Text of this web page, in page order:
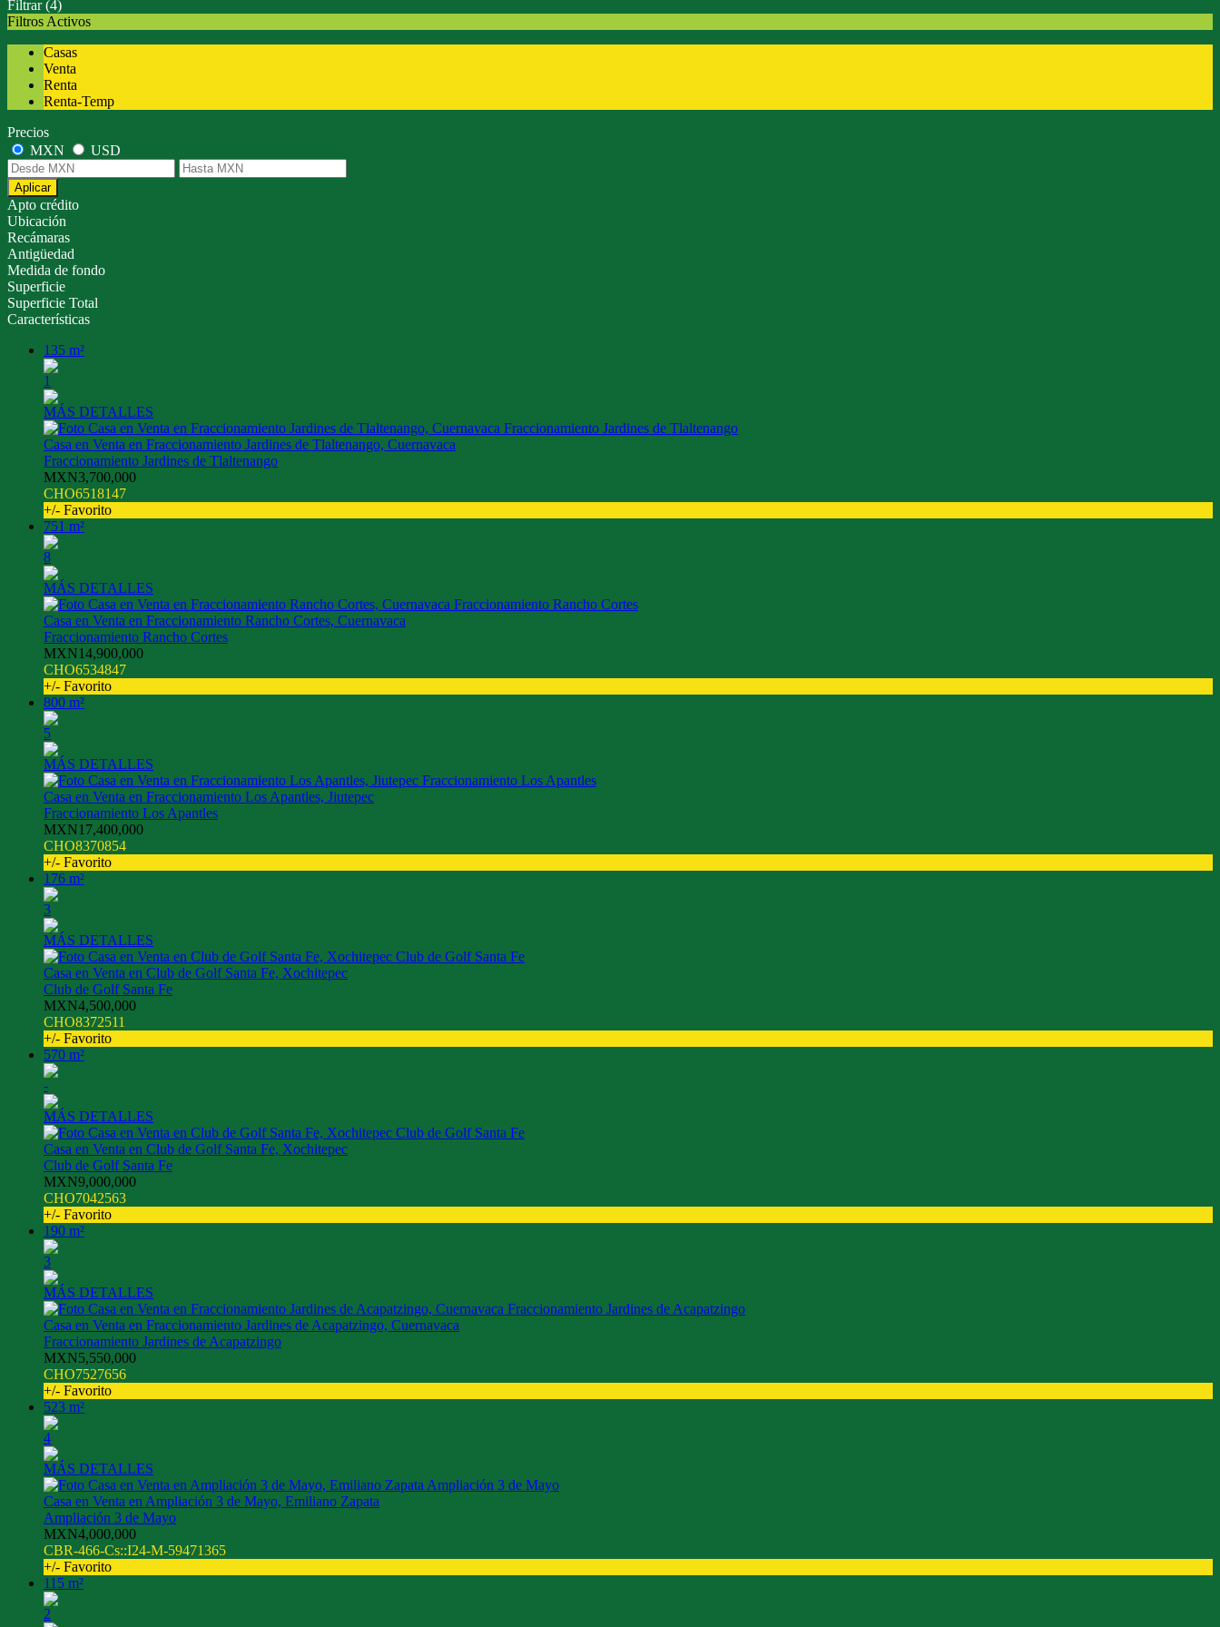
Filtrar (4)
Filtros Activos
Casas
Venta
Renta
Renta-Temp
Precios
MXN
USD
Aplicar
Apto crédito
Ubicación
Recámaras
Antigüedad
Medida de fondo
Superficie
Superficie Total
Características
135 m²
1
MÁS DETALLES
Casa en Venta en Fraccionamiento Jardines de Tlaltenango, Cuernavaca
Fraccionamiento Jardines de Tlaltenango
MXN3,700,000
CHO6518147
+/- Favorito
751 m²
8
MÁS DETALLES
Casa en Venta en Fraccionamiento Rancho Cortes, Cuernavaca
Fraccionamiento Rancho Cortes
MXN14,900,000
CHO6534847
+/- Favorito
800 m²
5
MÁS DETALLES
Casa en Venta en Fraccionamiento Los Apantles, Jiutepec
Fraccionamiento Los Apantles
MXN17,400,000
CHO8370854
+/- Favorito
176 m²
3
MÁS DETALLES
Casa en Venta en Club de Golf Santa Fe, Xochitepec
Club de Golf Santa Fe
MXN4,500,000
CHO8372511
+/- Favorito
570 m²
-
MÁS DETALLES
Casa en Venta en Club de Golf Santa Fe, Xochitepec
Club de Golf Santa Fe
MXN9,000,000
CHO7042563
+/- Favorito
190 m²
3
MÁS DETALLES
Casa en Venta en Fraccionamiento Jardines de Acapatzingo, Cuernavaca
Fraccionamiento Jardines de Acapatzingo
MXN5,550,000
CHO7527656
+/- Favorito
523 m²
4
MÁS DETALLES
Casa en Venta en Ampliación 3 de Mayo, Emiliano Zapata
Ampliación 3 de Mayo
MXN4,000,000
CBR-466-Cs::I24-M-59471365
+/- Favorito
115 m²
2